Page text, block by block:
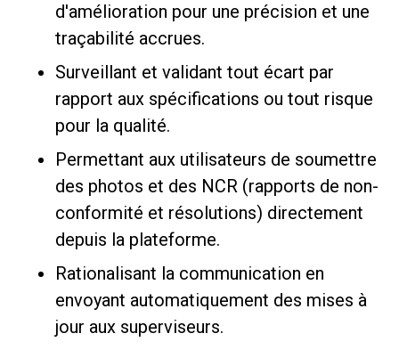
d'amélioration pour une précision et une
traçabilité accrues.
Surveillant et validant tout écart par
rapport aux spécifications ou tout risque
pour la qualité.
Permettant aux utilisateurs de soumettre
des photos et des NCR (rapports de non-
conformité et résolutions) directement
depuis la plateforme.
Rationalisant la communication en
envoyant automatiquement des mises à
jour aux superviseurs.